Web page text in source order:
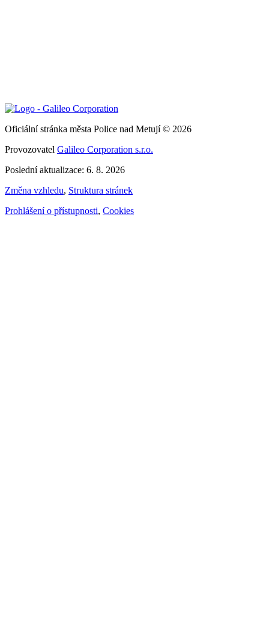
Oficiální stránka města Police nad Metují © 2026
Provozovatel Galileo Corporation s.r.o.
Poslední aktualizace: 6. 8. 2026
Změna vzhledu, Struktura stránek
Prohlášení o přístupnosti, Cookies